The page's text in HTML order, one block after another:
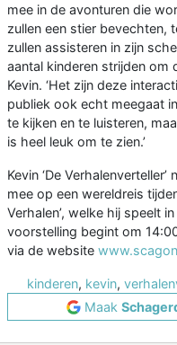
mee in de avonturen die
zullen een stier bevechten,
zullen assisteren in zijn
aantal kinderen strijden om
Kevin. ‘Het zijn deze
publiek ook echt meegaat
te kijken en te luisteren,
is heel leuk om te zien.’
Kevin ‘De
mee op een wereldreis
Verhalen’, welke hij speelt
voorstelling begint om
via de website
kinderen, kevin,
Maak